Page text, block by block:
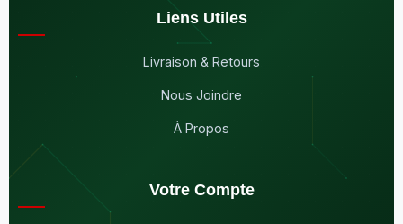
Liens Utiles
Livraison & Retours
Nous Joindre
À Propos
Votre Compte